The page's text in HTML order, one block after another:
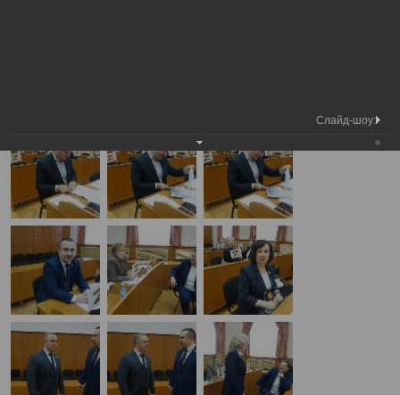
Слайд-шоу: